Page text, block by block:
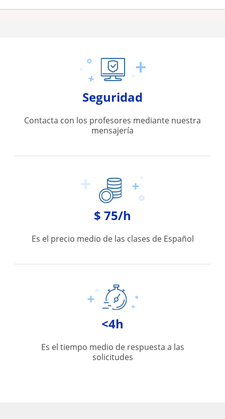
Seguridad
Contacta con los profesores mediante nuestra
mensajería
$ 75/h
Es el precio medio de las clases de Español
<4h
Es el tiempo medio de respuesta a las
solicitudes